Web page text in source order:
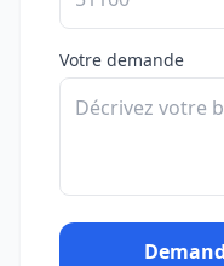
Votre demande